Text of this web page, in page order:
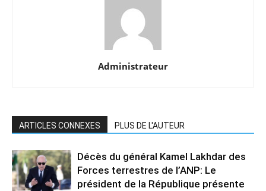
Administrateur
ARTICLES CONNEXES PLUS DE L'AUTEUR
Décès du général Kamel Lakhdar des
Forces terrestres de l’ANP: Le
président de la République présente